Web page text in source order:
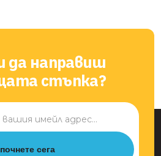
да направиш
стъпка?
сега